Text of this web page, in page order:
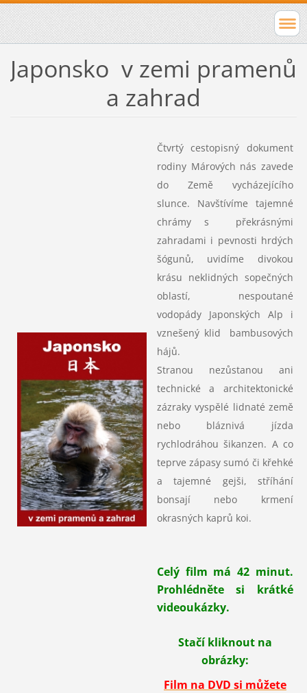
Japonsko v zemi pramenů
a zahrad
Čtvrtý cestopisný dokument
rodiny Márových nás zavede
do Země vycházejícího
slunce. Navštívíme tajemné
chrámy s překrásnými
zahradami i pevnosti hrdých
šógunů, uvidíme divokou
krásu neklidných sopečných
oblastí, nespoutané
vodopády Japonských Alp i
vznešený klid bambusových
hájů.
Stranou nezůstanou ani
technické a architektonické
zázraky vyspělé lidnaté země
nebo bláznivá jízda
rychlodráhou šikanzen. A co
teprve zápasy sumó či křehké
a tajemné gejši, stříhání
bonsají nebo krmení
okrasných kaprů koi.
Celý film má 42 minut.
Prohlédněte si krátké
videoukázky.
Stačí kliknout na
obrázky:
Film na DVD si můžete